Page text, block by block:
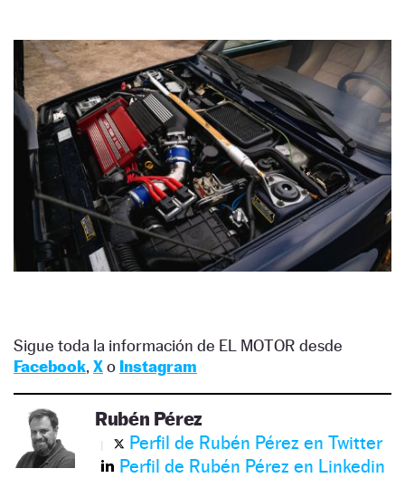
Sigue toda la información de EL MOTOR desde
Facebook, Xo Instagram
Rubén Pérez
Perfil de Rubén Pérez en Twitter
Perfil de Rubén Pérez en Linkedin